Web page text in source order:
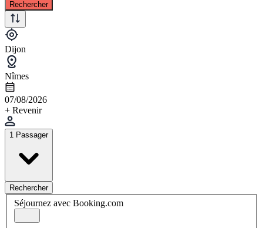
Rechercher
Dijon
Nîmes
07/08/2026
+ Revenir
1 Passager
Rechercher
Séjournez avec Booking.com